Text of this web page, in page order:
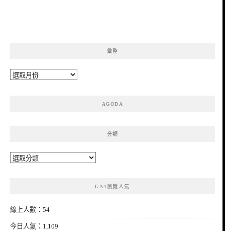
彙整
彙
AGODA
分類
分
GA4瀏覽人氣
線上人數：54
今日人氣：1,109